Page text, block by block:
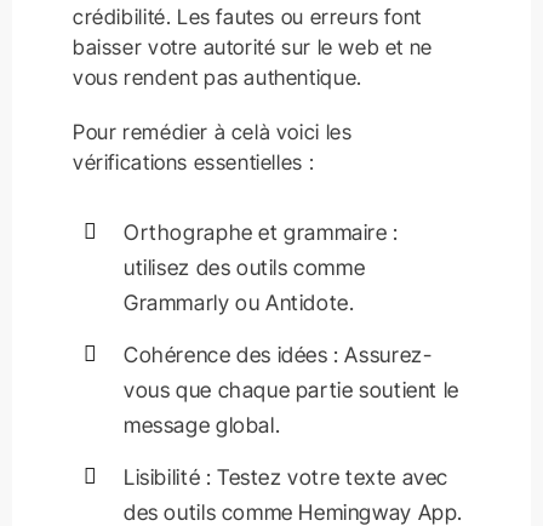
crédibilité. Les fautes ou erreurs font
baisser votre autorité sur le web et ne
vous rendent pas authentique.
Pour remédier à celà voici les
vérifications essentielles :
Orthographe et grammaire :
utilisez des outils comme
Grammarly ou Antidote.
Cohérence des idées : Assurez-
vous que chaque partie soutient le
message global.
Lisibilité : Testez votre texte avec
des outils comme Hemingway App.